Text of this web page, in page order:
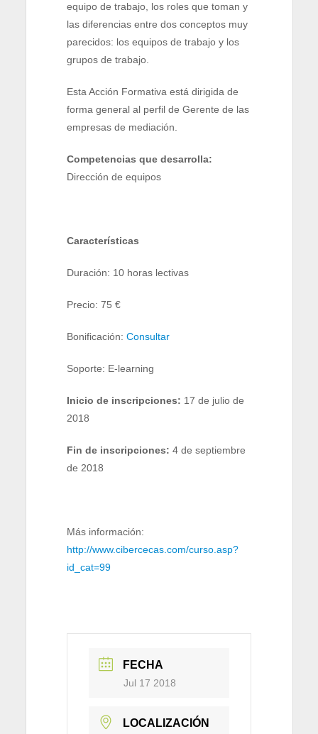
equipo de trabajo, los roles que toman y
las diferencias entre dos conceptos muy
parecidos: los equipos de trabajo y los
grupos de trabajo.
Esta Acción Formativa está dirigida de
forma general al perfil de Gerente de las
empresas de mediación.
Competencias que desarrolla:
Dirección de equipos
Características
Duración: 10 horas lectivas
Precio: 75 €
Bonificación: Consultar
Soporte: E-learning
Inicio de inscripciones: 17 de julio de
2018
Fin de inscripciones: 4 de septiembre
de 2018
Más información:
http://www.cibercecas.com/curso.asp?
id_cat=99
FECHA
Jul 17 2018
LOCALIZACIÓN